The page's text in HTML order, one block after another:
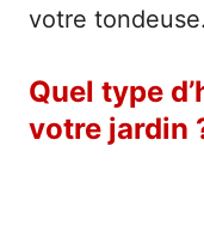
votre tondeuse.
Quel type
votre jardin